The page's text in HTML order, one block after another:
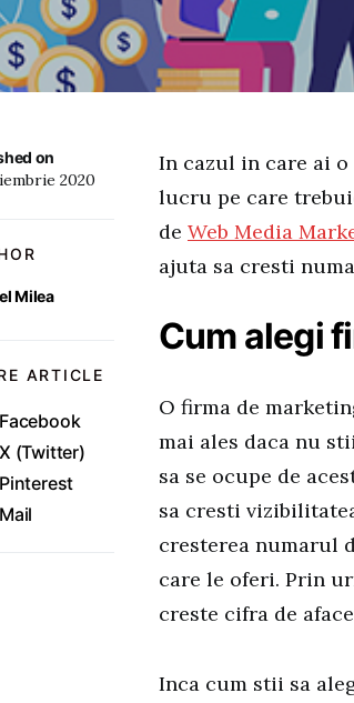
on
2020
Milea
ARTICLE
Facebook
X (Twitter)
Pinterest
Mail
In cazul in care ai
lucru pe care
de Web Media
ajuta sa cresti
Cum alegi
O firma de
mai ales daca nu
sa se ocupe de
sa cresti
cresterea numarul
care le oferi. Prin
creste cifra de
Inca cum stii sa